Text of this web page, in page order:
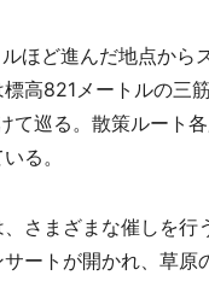
ほど進んだ地点から
高821メートルの三
て巡る。散策ルート
る。
さまざまな催しを行
ートが開かれ、草